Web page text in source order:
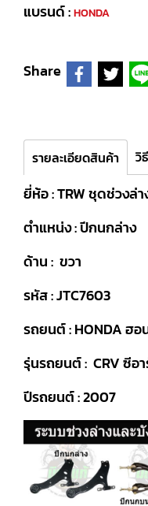
แบรนด์ :HONDA
Share
รายละเอียดสินค้า วิ
ยี่ห้อ : TRW ชุดช่วงล่า
ตำแหน่ง : ปีกนกล่าง
ด้าน : ขวา
รหัส : JTC7603
รถยนต์ : HONDA ฮอ
รุ่นรถยนต์ : CRV ซีอา
ปีรถยนต์ : 2007